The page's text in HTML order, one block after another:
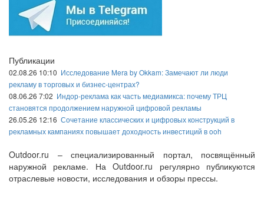
Публикации
02.08.26 10:10 Исследование Mera by Okkam: Замечают ли люди
рекламу в торговых и бизнес-центрах?
08.06.26 7:02 Индор-реклама как часть медиамикса: почему ТРЦ
становятся продолжением наружной цифровой рекламы
26.05.26 12:16 Сочетание классических и цифровых конструкций в
рекламных кампаниях повышает доходность инвестиций в ooh
Outdoor.ru – специализированный портал, посвящённый
наружной рекламе. На Outdoor.ru регулярно публикуются
отраслевые новости, исследования и обзоры прессы.